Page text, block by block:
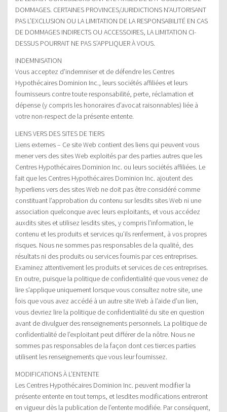
DOMMAGES. CERTAINES PROVINCES/JURIDICTIONS N’AUTORISANT
PAS L’EXCLUSION OU LA LIMITATION DE LA RESPONSABILITÉ EN CAS
DE DOMMAGES INDIRECTS OU ACCESSOIRES, LA LIMITATION CI-
DESSUS POURRAIT NE PAS S’APPLIQUER À VOUS.
INDEMNISATION
Vous acceptez d’indemniser et de défendre les Centres
Hypothécaires Dominion Inc., leurs sociétés affiliées et leurs
fournisseurs contre toute responsabilité, perte, réclamation et
dépense (y compris les honoraires d’avocat raisonnables) liée à
votre non-respect de la présente entente.
LIENS VERS DES SITES DE TIERS
Liens externes – Ce site Web contient des liens qui peuvent vous
mener vers des sites Web exploités par des parties autres que les
Centres Hypothécaires Dominion Inc. ou leurs sociétés affiliées. Le
fait que les Centres Hypothécaires Dominion Inc. ajoutent des
hyperliens vers des sites Web ne doit pas être considéré comme
constituant l’approbation du contenu sur lesdits sites Web ni une
association quelconque avec leurs exploitants, et vous accédez
auxdits sites et utilisez lesdits sites, y compris l’information, le
contenu et les produits et services qu’ils renferment, à vos propres
risques. Nous ne sommes pas responsables de la qualité, des
résultats ni des produits ou services fournis par ces entreprises.
Examinez attentivement les produits et services de ces entreprises.
En outre, puisque la politique de confidentialité que vous venez de
lire s’applique uniquement lorsque vous consultez notre site, une
fois que vous avez accédé à un autre site Web à l’aide d’un lien,
vous devriez lire la politique de confidentialité du site en question
avant de divulguer des renseignements personnels. La politique de
confidentialité de l’exploitant peut différer de la nôtre. Nous ne
sommes pas responsables de la façon dont ces tierces parties
utilisent les renseignements que vous leur fournissez.
MODIFICATIONS À L’ENTENTE
Les Centres Hypothécaires Dominion Inc. peuvent modifier la
présente entente en tout temps, et lesdites modifications entreront
en vigueur dès la publication de l’entente modifiée. Par conséquent,